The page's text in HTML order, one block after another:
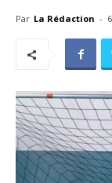
Par La Rédaction -